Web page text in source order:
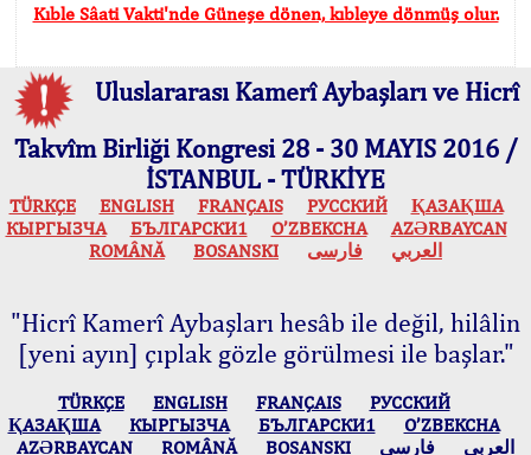
Kıble Sâati Vakti'nde Güneşe dönen, kıbleye dönmüş olur.
Uluslararası Kamerî Aybaşları ve Hicrî
Takvîm Birliği Kongresi 28 - 30 MAYIS 2016 /
İSTANBUL - TÜRKİYE
TÜRKÇE ENGLISH FRANÇAIS РУССКИЙ
ҚАЗАҚША
КЫPГЫЗЧA
БЪЛГАРСКИ1 O’ZBEKCHA
AZӘRBAYCAN
ROMÂNĂ
BOSANSKI العربي فارسی
"Hicrî Kamerî Aybaşları hesâb ile değil, hilâlin
[yeni ayın] çıplak gözle görülmesi ile başlar."
TÜRKÇE ENGLISH FRANÇAIS
РУССКИЙ
ҚАЗАҚША
КЫPГЫЗЧA БЪЛГАРСКИ1
O’ZBEKCHA
AZӘRBAYCAN
ROMÂNĂ BOSANSKI العربي فارسی